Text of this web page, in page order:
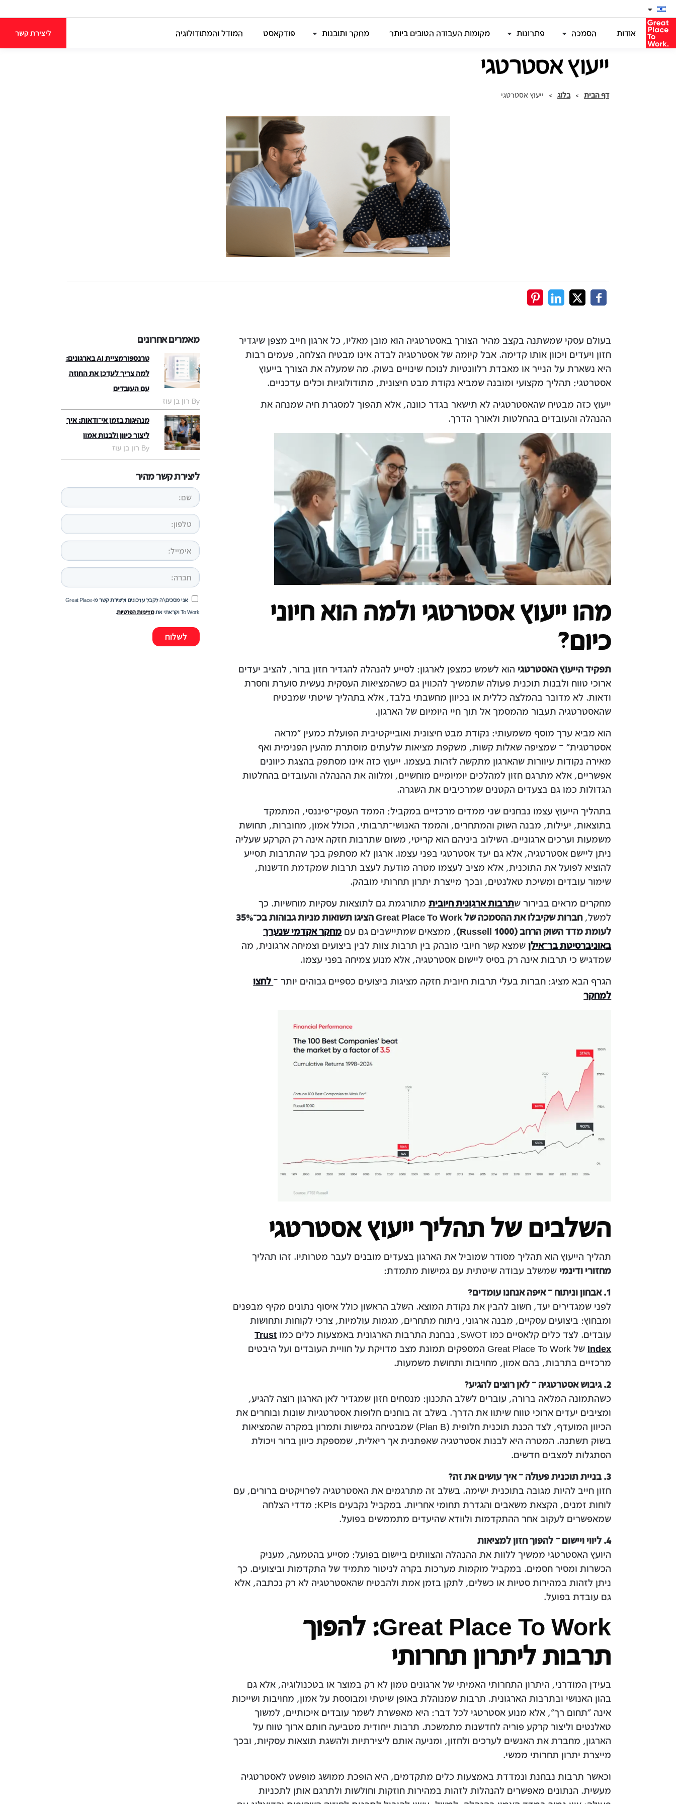
אודות הסמכה פתרונות מקומות העבודה הטובים ביותר מחקר ותובנות פודקאסט המודל והמתודולוגיה ליצירת קשר
ייעוץ אסטרטגי
ייעוץ אסטרטגי בלוג > דף הבית >
בעולם עסקי שמשתנה בקצב מהיר הצורך באסטרטגיה הוא מובן מאליו, כל ארגון חייב מצפן שיגדיר
חזון ויעדים ויכוון אותו קדימה. אבל קיומה של אסטרטגיה לבדה אינו מבטיח הצלחה, פעמים רבות
היא נשארת על הנייר או מאבדת רלוונטיות לנוכח שינויים בשוק. מה שמעלה את הצורך בייעוץ
אסטרטגי: תהליך מקצועי ומובנה שמביא נקודת מבט חיצונית, מתודולוגיות וכלים עדכניים.
ייעוץ כזה מבטיח שהאסטרטגיה לא תישאר בגדר כוונה, אלא תהפוך למסגרת חיה שמנחה את
ההנהלה והעובדים בהחלטות ולאורך הדרך.
מהו ייעוץ אסטרטגי ולמה הוא חיוני
כיום?
תפקיד הייעוץ האסטרטגיהוא לשמש כמצפן לארגון: לסייע להנהלה להגדיר חזון ברור, להציב יעדים
ארוכי טווח ולבנות תוכנית פעולה שתמשיך להכווין גם כשהמציאות העסקית נעשית סוערת וחסרת
ודאות. לא מדובר בהמלצה כללית או בכיוון מחשבתי בלבד, אלא בתהליך שיטתי שמבטיח
שהאסטרטגיה תעבור מהמסמך אל תוך חיי היומיום של הארגון.
הוא מביא ערך מוסף משמעותי: נקודת מבט חיצונית ואובייקטיבית הפועלת כמעין "מראה
אסטרטגית" – שמציפה שאלות קשות, משקפת מציאות שלעתים מוסתרת מהעין הפנימית ואף
מאירה נקודות עיוורות שהארגון מתקשה לזהות בעצמו. ייעוץ כזה אינו מסתפק בהצגת כיוונים
אפשריים, אלא מתרגם חזון למהלכים יומיומיים מוחשיים, ומלווה את ההנהלה והעובדים בהחלטות
הגדולות כמו גם בצעדים הקטנים שמרכיבים את השגרה.
בתהליך הייעוץ עצמו נבחנים שני ממדים מרכזיים במקביל: הממד העסקי־פיננסי, המתמקד
בתוצאות, יעילות, מבנה השוק והמתחרים, והממד האנושי־תרבותי, הכולל אמון, מחוברות, תחושת
משמעות וערכים ארגוניים. השילוב ביניהם הוא קריטי, משום שתרבות חזקה אינה רק הקרקע שעליה
ניתן ליישם אסטרטגיה, אלא גם יעד אסטרטגי בפני עצמו. ארגון לא מסתפק בכך שהתרבות תסייע
להוציא לפועל את התוכנית, אלא מציב לעצמו מטרה מודעת לעצב תרבות שמקדמת חדשנות,
שימור עובדים ומשיכת טאלנטים, ובכך מייצרת יתרון תחרותי מובהק.
מחקרים מראים בבירור שתרבות ארגונית חיוביתמתורגמת גם לתוצאות עסקיות מוחשיות. כך
למשל,
חברות שקיבלו את ההסמכה של Great Place To Work הציגו תשואות מניות גבוהות בכ־35%
לעומת מדד השוק הרחב (Russell 1000)
, ממצאים שמתיישבים גם עם מחקר אקדמי שנערך
באוניברסיטת בר־אילןשמצא קשר חיובי מובהק בין תרבות צוות לבין ביצועים וצמיחה ארגונית, מה
שמדגיש כי תרבות אינה רק בסיס ליישום אסטרטגיה, אלא מנוע צמיחה בפני עצמו.
הגרף הבא מציג: חברות בעלי תרבות חיובית חזקה מציגות ביצועים כספיים גבוהים יותר – לחצו
למחקר
השלבים של תהליך ייעוץ אסטרטגי
תהליך הייעוץ הוא תהליך מסודר שמוביל את הארגון בצעדים מובנים לעבר מטרותיו. זהו תהליך
מחזורי ודינמישמשלב עבודה שיטתית עם גמישות מתמדת:
1. אבחון וניתוח – איפה אנחנו עומדים?
לפני שמגדירים יעד, חשוב להבין את נקודת המוצא. השלב הראשון כולל איסוף נתונים מקיף מבפנים
ומבחוץ: ביצועים עסקיים, מבנה ארגוני, ניתוח מתחרים, מגמות עולמיות, צרכי לקוחות ותחושות
עובדים. לצד כלים קלאסיים כמו SWOT, נבחנת התרבות הארגונית באמצעות כלים כמו
Trust
Index
של Great Place To Work המספקים תמונת מצב מדויקת על חוויית העובדים ועל היבטים
מרכזיים בתרבות, בהם אמון, מחויבות ותחושת משמעות.
2. גיבוש אסטרטגיה – לאן רוצים להגיע?
כשהתמונה המלאה ברורה, עוברים לשלב התכנון: מנסחים חזון שמגדיר לאן הארגון רוצה להגיע,
ומציבים יעדים ארוכי טווח שיתוו את הדרך. בשלב זה בוחנים חלופות אסטרטגיות שונות ובוחרים את
הכיוון המועדף, לצד הכנת תוכנית חלופית (Plan B) שמבטיחה גמישות ותמרון במקרה שהמציאות
בשוק תשתנה. המטרה היא לבנות אסטרטגיה שאפתנית אך ריאלית, שמספקת כיוון ברור ויכולת
הסתגלות למצבים חדשים.
3. בניית תוכנית פעולה – איך עושים את זה?
חזון חייב להיות מגובה בתוכנית ישימה. בשלב זה מתרגמים את האסטרטגיה לפרויקטים ברורים, עם
לוחות זמנים, הקצאת משאבים והגדרת תחומי אחריות. במקביל נקבעים KPIs: מדדי הצלחה
שמאפשרים לעקוב אחר ההתקדמות ולוודא שהיעדים מתממשים בפועל.
4. ליווי ויישום – להפוך חזון למציאות
היועץ האסטרטגי ממשיך ללוות את ההנהלה והצוותים ביישום בפועל: מסייע בהטמעה, מעניק
הכשרות ומסיר חסמים. במקביל מוקמות מערכות בקרה לניטור מתמיד של התקדמות וביצועים. כך
ניתן לזהות במהירות סטיות או כשלים, לתקן בזמן אמת ולהבטיח שהאסטרטגיה לא רק נכתבה, אלא
גם עובדת בפועל.
Great Place To Work: להפוך
תרבות ליתרון תחרותי
בעידן המודרני, היתרון התחרותי האמיתי של ארגונים טמון לא רק במוצר או בטכנולוגיה, אלא גם
בהון האנושי ובתרבות הארגונית. תרבות שמנוהלת באופן שיטתי ומבוססת על אמון, מחויבות ושייכות
אינה "תחום רך", אלא מנוע אסטרטגי לכל דבר: היא מאפשרת לשמר עובדים איכותיים, למשוך
טאלנטים וליצור קרקע פוריה לחדשנות מתמשכת. תרבות ייחודית מטביעה חותם ארוך טווח על
הארגון, מחברת את האנשים לערכים ולחזון, ומניעה אותם ליצירתיות ולהשגת תוצאות עסקיות, ובכך
מייצרת יתרון תחרותי ממשי.
וכאשר תרבות נבחנת ונמדדת באמצעות כלים מתקדמים, היא הופכת ממושג מופשט לאסטרטגיה
מעשית. הנתונים מאפשרים להנהלות לזהות במהירות חוזקות וחולשות ולתרגם אותן לתכניות
מאמרים אחרונים
טרנספורמציית AI בארגונים:
למה צריך לעדכן את החוזה
עם העובדים
By רון בן עוז
מנהיגות בזמן אי־ודאות: איך
ליצור כיוון ולבנות אמון
By רון בן עוז
ליצירת קשר מהיר
אני מסכים\ה לקבל עדכונים וליצירת קשר מ-Great Place
To Work וקראתי את
מדיניות הפרטיות.